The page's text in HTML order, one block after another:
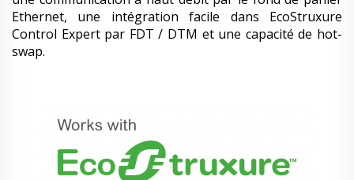
Ethernet, une intégration facile dans EcoStruxure
Control Expert par FDT / DTM et une capacité de hot-
swap.